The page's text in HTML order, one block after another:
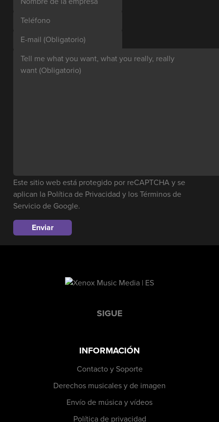
Teléfono
E-mail (Obligatorio)
Tell me what you want, what you really, really
want (Obligatorio)
Este sitio web está protegido por reCAPTCHA y se
aplican la Política de Privacidad y losTérminos de
Servicio de Google.
SIGUE
INFORMACIÓN
Contacto y Soporte
Derechos musicales y de imagen
Envío de música y vídeos
Política de privacidad